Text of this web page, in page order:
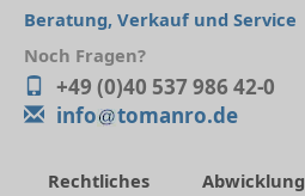
Beratung, Verkauf und Service
Noch Fragen?
+49 (0)40 537 986 42-0
info
tomanro.de
Rechtliches
Abwicklung